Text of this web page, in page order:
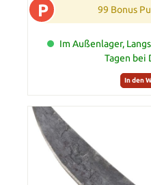
P 99 Bonus
Im Außenlager,
Tagen bei
In den